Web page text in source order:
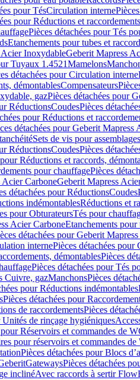
pour TésCirculation interne
pour Réductions et
Pièces détachées pour Tés
Etanchements pour tubes et
InoxydableGeberit Mapress
Tuyaux 1.4521Mamelons
détachées pour Circulation interne
démontablesCompensateurs
gazPièces détachées pour
RéductionsCoudesPièces
pour Réductions et
détachées pour Geberit Mapress
Sets de vis pour
RéductionsCoudesPièces
Réductions et raccords,
pour chauffagePièces
Acier CarboneGeberit Mapress
détachées pour RéductionsCoudes
indémontablesRéductions et
pour ObturateursTés pour
Acier CarboneEtanchements pour
détachées pour Geberit
internePièces détachées
démontablesPièces
Pièces détachées pour Tés
Cuivre, gazManchonsPièces
pour Réductions indémontables
Pièces détachées pour
de raccordementsPièces
Unités de rinçage hygiéniques
pour Réservoirs et commandes de
pour réservoirs et commandes
Pièces détachées pour Blocs
GatewaysPièces détachées
inclinéAvec raccords à sertir